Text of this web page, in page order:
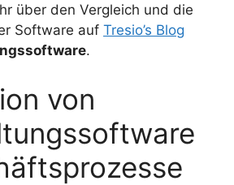
über den Vergleich und die
Software auf Tresio’s Blog
.
von